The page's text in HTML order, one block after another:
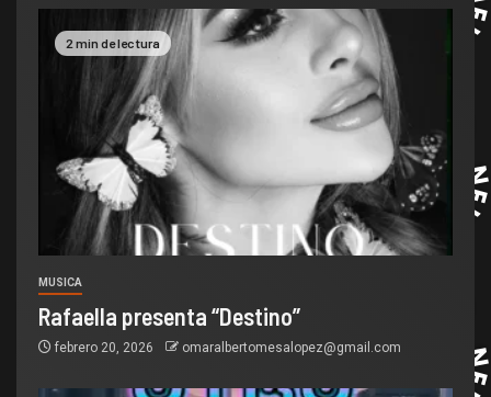
2 min de lectura
MUSICA
Rafaella presenta “Destino”
febrero 20, 2026 omaralbertomesalopez@gmail.com